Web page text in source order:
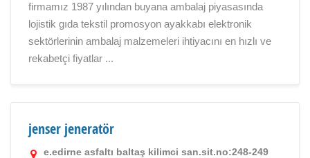
firmamız 1987 yılından buyana ambalaj piyasasında
lojistik gıda tekstil promosyon ayakkabı elektronik
sektörlerinin ambalaj malzemeleri ihtiyacını en hızlı ve
rekabetçi fiyatlar ...
jenser jeneratör
e.edirne asfaltı baltaş kilimci san.sit.no:248-249